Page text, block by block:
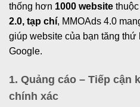
thống hơn 1000 website
2.0, tạp chí, MMOAds 4.0
giúp website của bạn tăng thứ
Google.
1. Quảng cáo – Tiếp cận
chính xác